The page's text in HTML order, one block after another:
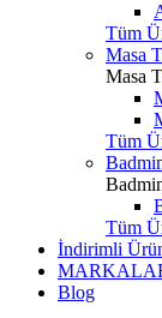
Tüm
Masa
Masa
Tüm
Tüm
İndirimli
Blog